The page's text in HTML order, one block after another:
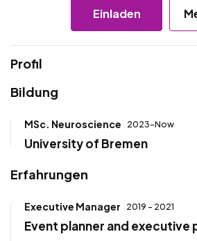
Einladen
Profil
Bildung
MSc. Neuroscience 2023-Now
University of Bremen
Erfahrungen
Executive Manager 2019 - 2021
Event planner and executive